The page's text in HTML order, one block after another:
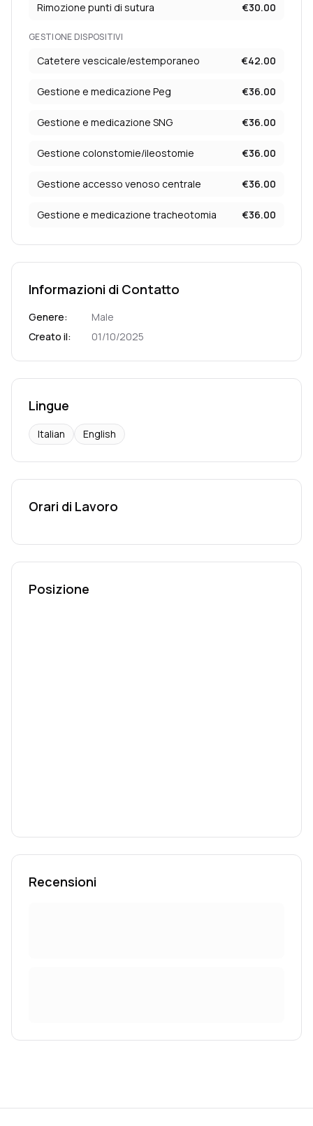
Rimozione punti di sutura €30.00
GESTIONE DISPOSITIVI
Catetere vescicale/estemporaneo €42.00
Gestione e medicazione Peg €36.00
Gestione e medicazione SNG €36.00
Gestione colonstomie/ileostomie €36.00
Gestione accesso venoso centrale €36.00
Gestione e medicazione tracheotomia €36.00
Informazioni di Contatto
Genere:
Male
Creato il: 01/10/2025
Lingue
Italian English
Orari di Lavoro
Posizione
Recensioni